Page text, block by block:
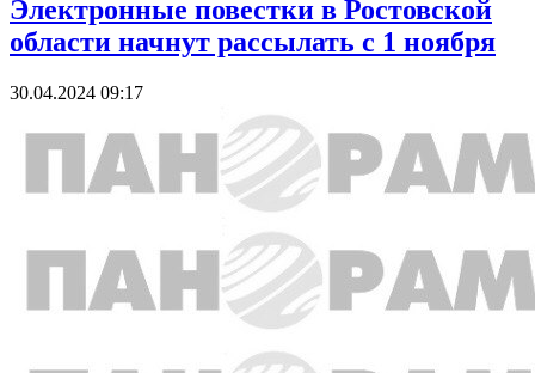
Электронные повестки в Ростовской
области начнут рассылать с 1 ноября
30.04.2024 09:17